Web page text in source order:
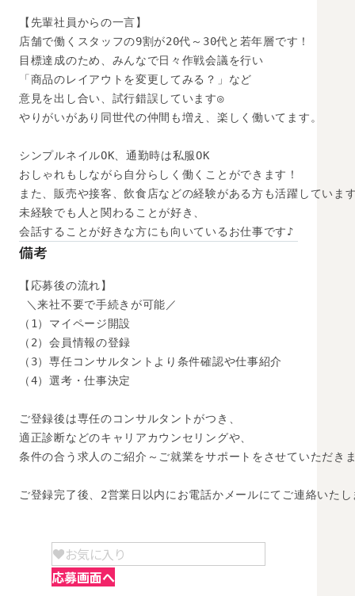
【先輩社員からの一言】
店舗で働くスタッフの9割が20代～30代と若年層です！
目標達成のため、みんなで日々作戦会議を行い
「商品のレイアウトを変更してみる？」など
意見を出し合い、試行錯誤しています◎
やりがいがあり同世代の仲間も増え、楽しく働いてます。
シンプルネイルOK、通勤時は私服OK
おしゃれもしながら自分らしく働くことができます！
また、販売や接客、飲食店などの経験がある方も活躍していま
未経験でも人と関わることが好き、
会話することが好きな方にも向いているお仕事です♪
備考
【応募後の流れ】
＼来社不要で手続きが可能／
（1）マイページ開設
（2）会員情報の登録
（3）専任コンサルタントより条件確認や仕事紹介
（4）選考・仕事決定
ご登録後は専任のコンサルタントがつき、
適正診断などのキャリアカウンセリングや、
条件の合う求人のご紹介～ご就業をサポートをさせていただき
ご登録完了後、2営業日以内にお電話かメールにてご連絡いたし
お気に入り
応募画面へ